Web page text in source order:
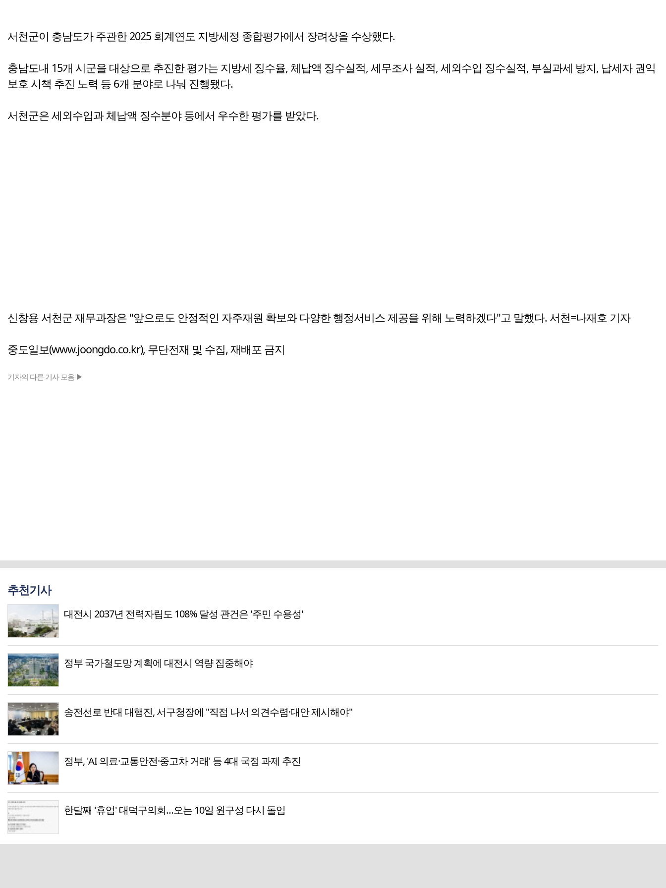
서천군이 충남도가 주관한 2025 회계연도 지방세정 종합평가에서 장려상을 수상했다.
충남도내 15개 시군을 대상으로 추진한 평가는 지방세 징수율, 체납액 징수실적, 세무조사 실적, 세외수입 징수실적, 부실과세 방지, 납세자 권익
보호 시책 추진 노력 등 6개 분야로 나눠 진행됐다.
서천군은 세외수입과 체납액 징수분야 등에서 우수한 평가를 받았다.
신창용 서천군 재무과장은 "앞으로도 안정적인 자주재원 확보와 다양한 행정서비스 제공을 위해 노력하겠다"고 말했다. 서천=나재호 기자
중도일보(www.joongdo.co.kr), 무단전재 및 수집, 재배포 금지
기자의 다른 기사 모음 ▶
추천기사
대전시 2037년 전력자립도 108% 달성 관건은 '주민 수용성'
정부 국가철도망 계획에 대전시 역량 집중해야
송전선로 반대 대행진, 서구청장에 "직접 나서 의견수렴·대안 제시해야"
정부, 'AI 의료·교통안전·중고차 거래' 등 4대 국정 과제 추진
한달째 '휴업' 대덕구의회…오는 10일 원구성 다시 돌입